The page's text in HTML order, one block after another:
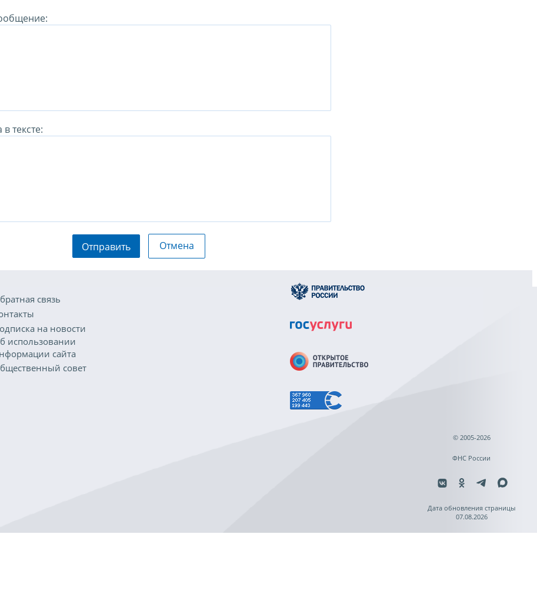
тексте:
Отправить Отмена
связь
на новости
использовании
сайта
совет
© 2005-2026
ФНС России
Дата обновления страницы
07.08.2026